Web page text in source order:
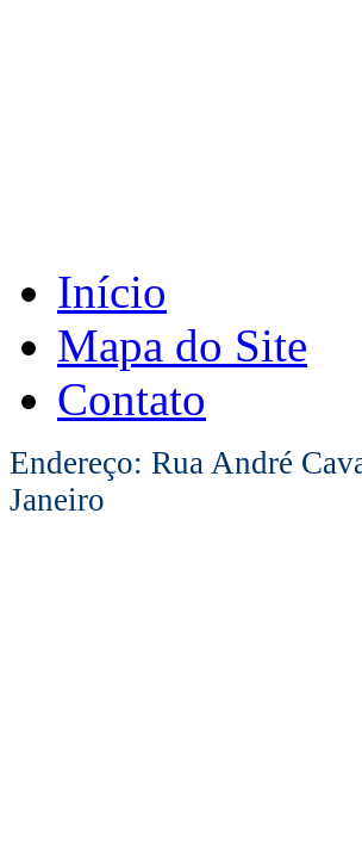
Início
Mapa do Site
Contato
Endereço: Rua André
Janeiro